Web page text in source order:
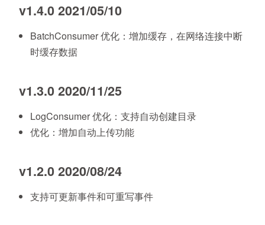
v1.4.0 2021/05/10
BatchConsumer 优化：增加缓存，在网络连接中断
时缓存数据
v1.3.0 2020/11/25
LogConsumer 优化：支持自动创建目录
优化：增加自动上传功能
v1.2.0 2020/08/24
支持可更新事件和可重写事件